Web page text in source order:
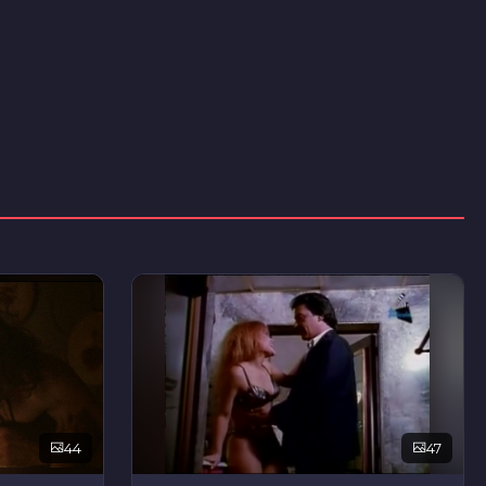
44 47